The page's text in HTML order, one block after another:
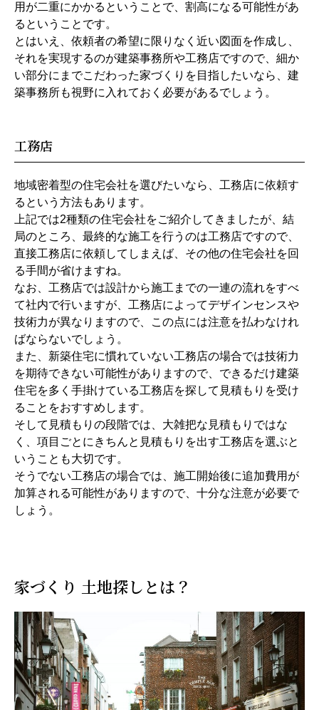
用が二重にかかるということで、割高になる可能性があ
るということです。
とはいえ、依頼者の希望に限りなく近い図面を作成し、
それを実現するのが建築事務所や工務店ですので、細か
い部分にまでこだわった家づくりを目指したいなら、建
築事務所も視野に入れておく必要があるでしょう。
工務店
地域密着型の住宅会社を選びたいなら、工務店に依頼す
るという方法もあります。
上記では2種類の住宅会社をご紹介してきましたが、結
局のところ、最終的な施工を行うのは工務店ですので、
直接工務店に依頼してしまえば、その他の住宅会社を回
る手間が省けますね。
なお、工務店では設計から施工までの一連の流れをすべ
て社内で行いますが、工務店によってデザインセンスや
技術力が異なりますので、この点には注意を払わなけれ
ばならないでしょう。
また、新築住宅に慣れていない工務店の場合では技術力
を期待できない可能性がありますので、できるだけ建築
住宅を多く手掛けている工務店を探して見積もりを受け
ることをおすすめします。
そして見積もりの段階では、大雑把な見積もりではな
く、項目ごとにきちんと見積もりを出す工務店を選ぶと
いうことも大切です。
そうでない工務店の場合では、施工開始後に追加費用が
加算される可能性がありますので、十分な注意が必要で
しょう。
家づくり 土地探しとは？